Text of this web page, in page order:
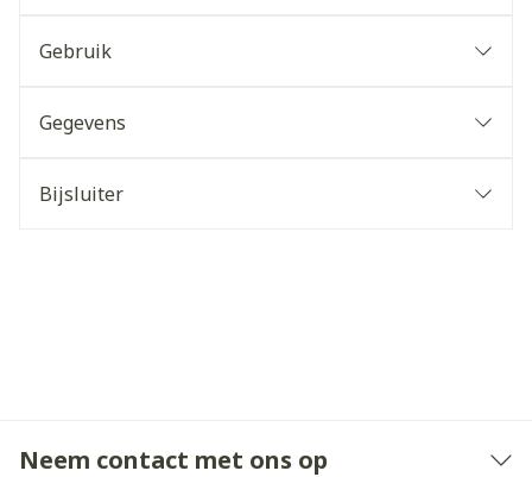
Gebruik
Gegevens
Bijsluiter
Neem contact met ons op